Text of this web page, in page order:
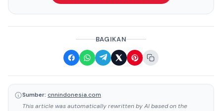
BAGIKAN
Sumber: cnnindonesia.com
This article was automatically rewritten by AI based on the